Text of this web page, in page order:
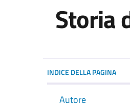
Storia
INDICE DELLA PAGINA
Autore